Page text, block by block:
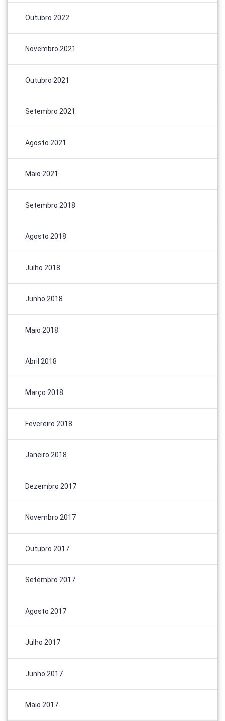
Outubro 2022
Novembro 2021
Outubro 2021
Setembro 2021
Agosto 2021
Maio 2021
Setembro 2018
Agosto 2018
Julho 2018
Junho 2018
Maio 2018
Abril 2018
Março 2018
Fevereiro 2018
Janeiro 2018
Dezembro 2017
Novembro 2017
Outubro 2017
Setembro 2017
Agosto 2017
Julho 2017
Junho 2017
Maio 2017